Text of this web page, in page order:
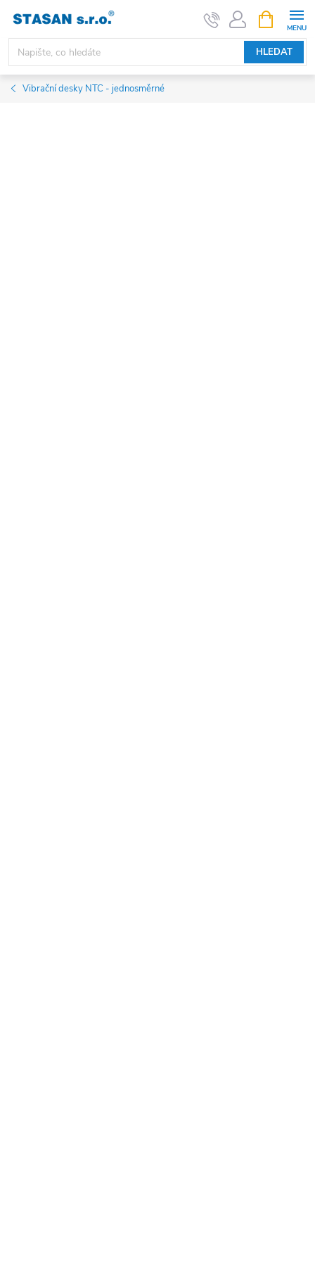
obsah
HLEDAT
NÁKUPNÍ
KOŠÍK
Vibrační desky NTC - jednosměrné